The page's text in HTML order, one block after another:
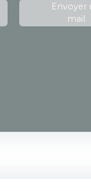
Envoyer
mail